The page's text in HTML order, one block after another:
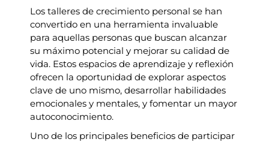
Los talleres de crecimiento personal se han
convertido en una herramienta invaluable
para aquellas personas que buscan alcanzar
su máximo potencial y mejorar su calidad de
vida. Estos espacios de aprendizaje y reflexión
ofrecen la oportunidad de explorar aspectos
clave de uno mismo, desarrollar habilidades
emocionales y mentales, y fomentar un mayor
autoconocimiento.
Uno de los principales beneficios de participar